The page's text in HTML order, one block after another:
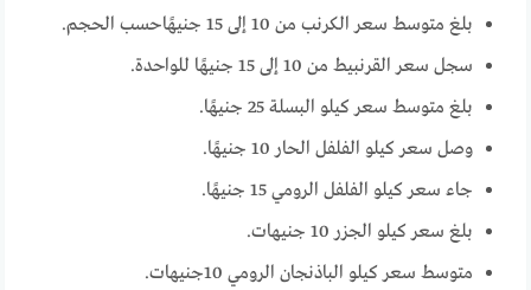
بلغ متوسط سعر الكرنب من 10 إلى 15 جنيهًاحسب الحجم.
سجل سعر القرنبيط من 10 إلى 15 جنيهًا للواحدة.
بلغ متوسط سعر كيلو البسلة 25 جنيهًا.
وصل سعر كيلو الفلفل الحار 10 جنيهًا.
جاء سعر كيلو الفلفل الرومي 15 جنيهًا.
بلغ سعر كيلو الجزر 10 جنيهات.
متوسط سعر كيلو الباذنجان الرومي 10جنيهات.